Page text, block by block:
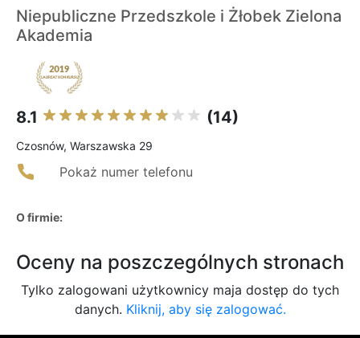
Niepubliczne Przedszkole i Żłobek Zielona
Akademia
8.1 (14)
Czosnów, Warszawska 29
Pokaż numer telefonu
O firmie:
Oceny na poszczególnych stronach
Tylko zalogowani użytkownicy maja dostęp do tych
danych. Kliknij, aby się zalogować.